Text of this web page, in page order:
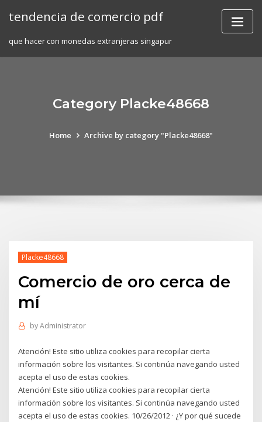
tendencia de comercio pdf
que hacer con monedas extranjeras singapur
Category Placke48668
Home Archive by category "Placke48668"
Placke48668
Comercio de oro cerca de
mí
byAdministrator
Atención! Este sitio utiliza cookies para recopilar cierta
información sobre los visitantes. Si continúa navegando usted
acepta el uso de estas cookies.
Atención! Este sitio utiliza cookies para recopilar cierta
información sobre los visitantes. Si continúa navegando usted
acepta el uso de estas cookies. 10/26/2012 · ¿Y por qué sucede